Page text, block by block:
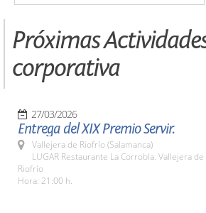
Próximas
corporativa
27/03/2026
Entrega del XIX Premio Servir.
Vallejera de Riofrío (Salamanca)
LUGAR Restaurante La Corrobla. Vallejera de
Riofrío
Hora: 21:00 h.